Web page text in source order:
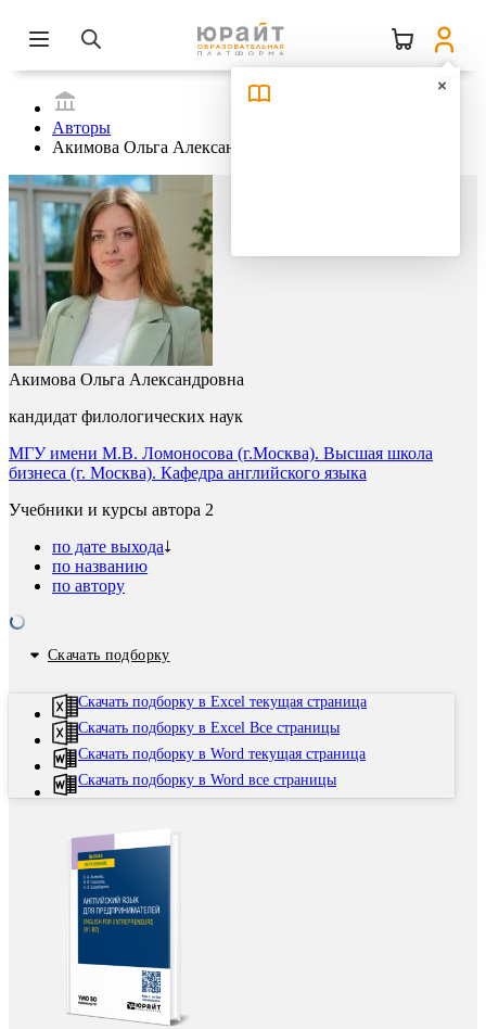
Авторы
Акимова Ольга Александровна
Акимова Ольга Александровна
кандидат филологических наук
МГУ имени М.В. Ломоносова (г.Москва). Высшая школа
бизнеса (г. Москва). Кафедра английского языка
Учебники и курсы автора 2
по дате выхода
по названию
по автору
Скачать подборку
Скачать подборку в Excel текущая страница
Скачать подборку в Excel Все страницы
Скачать подборку в Word текущая страница
Скачать подборку в Word все страницы